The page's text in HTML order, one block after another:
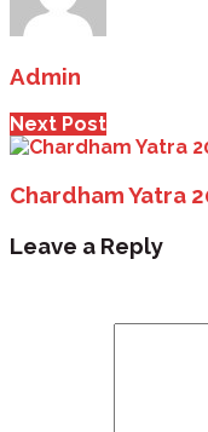
Admin
Next Post
Chardham Yatra
Leave a Reply